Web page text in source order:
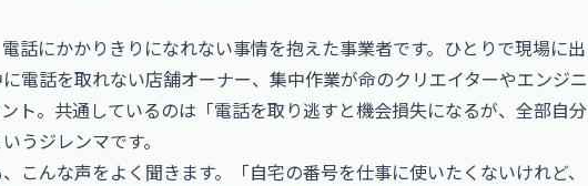
話にかかりきりになれない事情を抱えた事業者です。ひとりで現場に出
電話を取れない店舗オーナー、集中作業が命のクリエイターやエンジニ
ト。共通しているのは「電話を取り逃すと機会損失になるが、全部自分
うジレンマです。
こんな声をよく聞きます。「自宅の番号を仕事に使いたくないけれど、